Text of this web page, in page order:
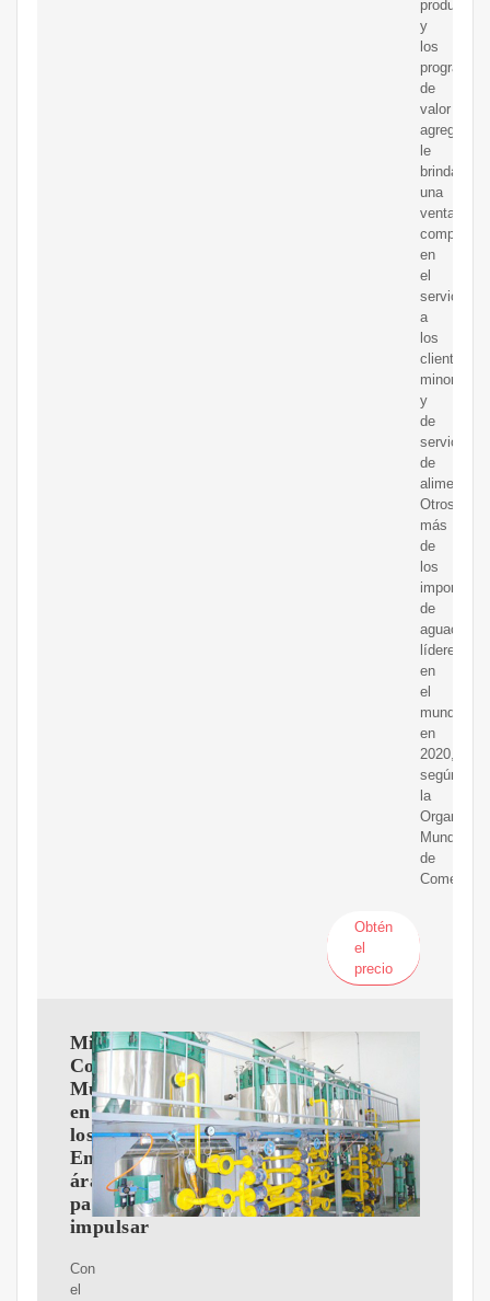
producto
y
los
programas
de
valor
agregado
le
brindan
una
ventaja
en
el
servicio
a
los
clientes
minoristas
y
de
servicios
de
alimentos.
Otros
más
de
los
de
aguacate
líderes
en
el
mundo
en
2020,
según
la
Mundial
de
Comercio
Obtén
el
precio
Misión
Comercial
Multisectorial
en
los
Emiratos
árabes
para
impulsar
Con
el